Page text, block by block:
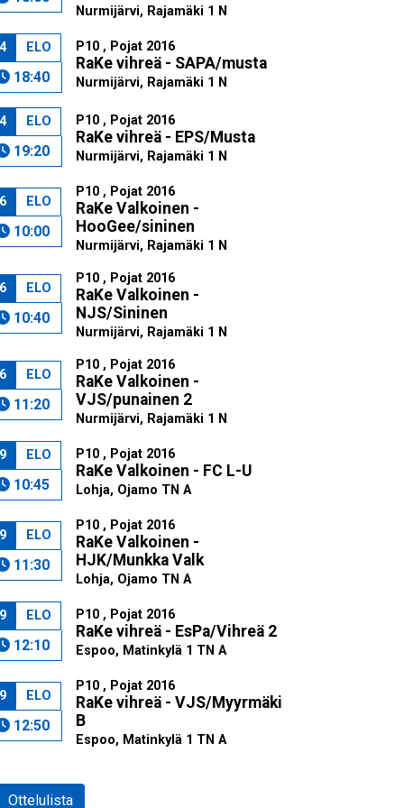
Nurmijärvi, Rajamäki 1 N
ELO
18:40
P10 , Pojat 2016
RaKe vihreä - SAPA/musta
Nurmijärvi, Rajamäki 1 N
ELO
19:20
P10 , Pojat 2016
RaKe vihreä - EPS/Musta
Nurmijärvi, Rajamäki 1 N
ELO
10:00
P10 , Pojat 2016
RaKe Valkoinen -
HooGee/sininen
Nurmijärvi, Rajamäki 1 N
ELO
10:40
P10 , Pojat 2016
RaKe Valkoinen -
NJS/Sininen
Nurmijärvi, Rajamäki 1 N
ELO
11:20
P10 , Pojat 2016
RaKe Valkoinen -
VJS/punainen 2
Nurmijärvi, Rajamäki 1 N
ELO
10:45
P10 , Pojat 2016
RaKe Valkoinen - FC L-U
Lohja, Ojamo TN A
ELO
11:30
P10 , Pojat 2016
RaKe Valkoinen -
HJK/Munkka Valk
Lohja, Ojamo TN A
ELO
12:10
P10 , Pojat 2016
RaKe vihreä - EsPa/Vihreä 2
Espoo, Matinkylä 1 TN A
ELO
12:50
P10 , Pojat 2016
RaKe vihreä - VJS/Myyrmäki
B
Espoo, Matinkylä 1 TN A
Ottelulista